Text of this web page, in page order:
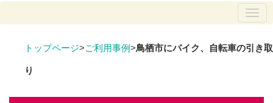
トップページ>ご利用事例>鳥栖市にバイク、自転車の引き取
り